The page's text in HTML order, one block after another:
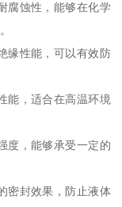
腐蚀性，能够在化学
缘性能，可以有效防
能，适合在高温环境
度，能够承受一定的
密封效果，防止液体